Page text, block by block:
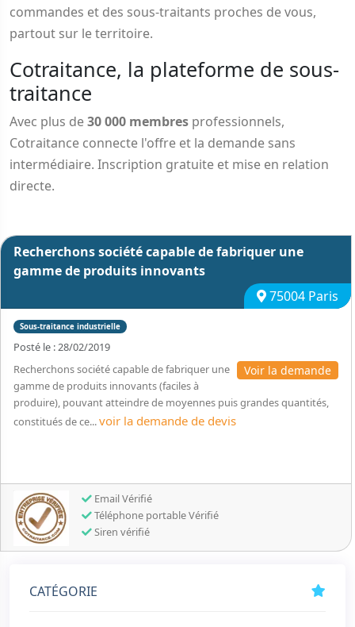
commandes et des sous-traitants proches de vous,
partout sur le territoire.
Cotraitance, la plateforme de sous-
traitance
Avec plus de30 000 membres professionnels,
Cotraitance connecte l'offre et la demande sans
intermédiaire. Inscription gratuite et mise en relation
directe.
Recherchons société capable de fabriquer une
gamme de produits innovants
75004 Paris
Sous-traitance industrielle
Posté le : 28/02/2019
Voir la demande
Recherchons société capable de fabriquer une
gamme de produits innovants (faciles à
produire), pouvant atteindre de moyennes puis grandes quantités,
constitués de ce...voir la demande de devis
Email Vérifié
Téléphone portable Vérifié
Siren vérifié
CATÉGORIE